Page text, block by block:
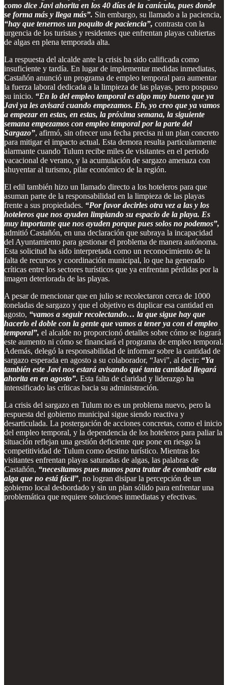
como dice Javi ahorita en los 40 días de la canícula, pues donde
se forma más y llega más”. Sin embargo, su llamado a la paciencia,
“hay que tenernos un poquito de paciencia”, contrasta con la
urgencia de los turistas y residentes que enfrentan playas cubiertas
de algas en plena temporada alta.
La respuesta del alcalde ante la crisis ha sido calificada como
insuficiente y tardía. En lugar de implementar medidas inmediatas,
Castañón anunció un programa de empleo temporal para aumentar
la fuerza laboral dedicada a la limpieza de las playas, pero pospuso
su inicio. “En lo del empleo temporal es algo muy bueno que ya
Javi ya les avisará cuando empezamos. Eh, yo creo que ya vamos
a empezar en estas, en estas, la próxima semana, la siguiente
semana empezamos con empleo temporal por la parte del
Sargazo”, afirmó, sin ofrecer una fecha precisa ni un plan concreto
para mitigar el impacto actual. Esta demora resulta particularmente
alarmante cuando Tulum recibe miles de visitantes en el periodo
vacacional de verano, y la acumulación de sargazo amenaza con
ahuyentar al turismo, pilar económico de la región.
El edil también hizo un llamado directo a los hoteleros para que
asuman parte de la responsabilidad en la limpieza de las playas
frente a sus propiedades. “Por favor decirles otra vez a las y los
hoteleros que nos ayuden limpiando su espacio de la playa. Es
muy importante que nos ayuden porque pues solos no podemos”,
admitió Castañón, en una declaración que subraya la incapacidad
del Ayuntamiento para gestionar el problema de manera autónoma.
Esta solicitud ha sido interpretada como un reconocimiento de la
falta de recursos y coordinación municipal, lo que ha generado
críticas entre los sectores turísticos que ya enfrentan pérdidas por la
imagen deteriorada de las playas.
A pesar de mencionar que en julio se recolectaron cerca de 1000
toneladas de sargazo y que el objetivo es duplicar esa cantidad en
agosto, “vamos a seguir recolectando… la que sigue hay que
hacerlo el doble con la gente que vamos a tener ya con el empleo
temporal”, el alcalde no proporcionó detalles sobre cómo se logrará
este aumento ni cómo se financiará el programa de empleo temporal.
Además, delegó la responsabilidad de informar sobre la cantidad de
sargazo esperada en agosto a su colaborador, “Javi”, al decir: “Ya
también este Javi nos estará avisando qué tanta cantidad llegará
ahorita en en agosto”. Esta falta de claridad y liderazgo ha
intensificado las críticas hacia su administración.
La crisis del sargazo en Tulum no es un problema nuevo, pero la
respuesta del gobierno municipal sigue siendo reactiva y
desarticulada. La postergación de acciones concretas, como el inicio
del empleo temporal, y la dependencia de los hoteleros para paliar la
situación reflejan una gestión deficiente que pone en riesgo la
competitividad de Tulum como destino turístico. Mientras los
visitantes enfrentan playas saturadas de algas, las palabras de
Castañón, “necesitamos pues manos para tratar de combatir esta
alga que no está fácil”, no logran disipar la percepción de un
gobierno local desbordado y sin un plan sólido para enfrentar una
problemática que requiere soluciones inmediatas y efectivas.